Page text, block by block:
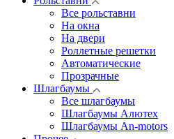
Все рольставни
На окна
На двери
Роллетные решетки
Автоматические
Прозрачные
Шлагбаумы
Все шлагбаумы
Шлагбаумы Алютех
Шлагбаумы An-motors